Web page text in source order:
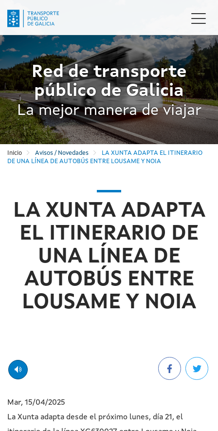
contenido
principal
Red de transporte
público de Galicia
La mejor manera de viajar
Inicio Avisos / Novedades
LA XUNTA ADAPTA EL ITINERARIO
DE UNA LÍNEA DE AUTOBÚS ENTRE LOUSAME Y NOIA
LA XUNTA ADAPTA
EL ITINERARIO DE
UNA LÍNEA DE
AUTOBÚS ENTRE
LOUSAME Y NOIA
Mar, 15/04/2025
La Xunta adapta desde el próximo lunes, día 21, el